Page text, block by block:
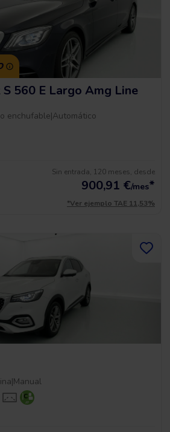
560 E Largo Amg Line
enchufable|Automático
Sin entrada, 120 meses, desde
900,91 €/mes*
*Ver ejemplo TAE 11,53%
|Manual